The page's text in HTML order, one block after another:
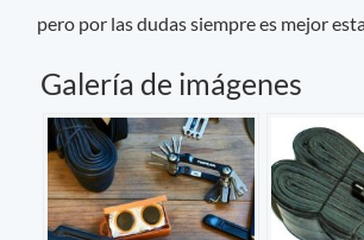
pero por las dudas siempre es mejor
Galería de imágenes